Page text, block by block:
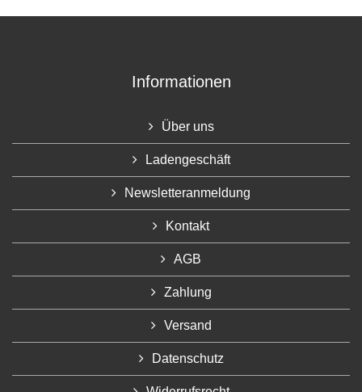
Informationen
Über uns
Ladengeschäft
Newsletteranmeldung
Kontakt
AGB
Zahlung
Versand
Datenschutz